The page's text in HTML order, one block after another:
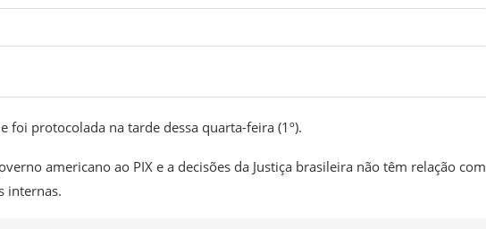
foi protocolada na tarde dessa quarta-feira (1º).
americano ao PIX e a decisões da Justiça brasileira não têm relação com
internas.